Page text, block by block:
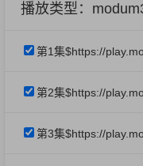
播放类型：
第1集$https://
第2集$https://
第3集$https://